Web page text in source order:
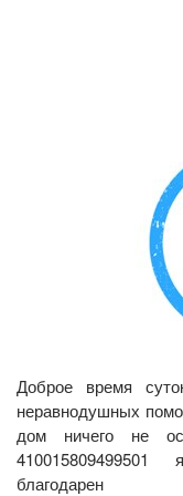
Доброе время
неравнодушных
дом ничего не
благодарен